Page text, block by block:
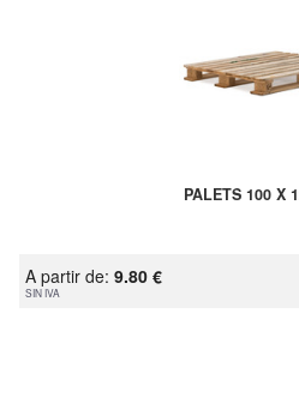
PALETS 100 X
A partir de: 9.80 €
SIN IVA